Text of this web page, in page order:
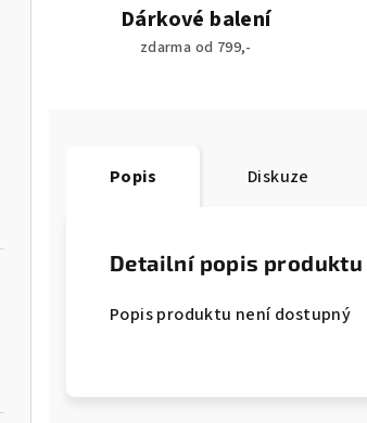
Dárkové balení
zdarma od 799,-
Popis Diskuze
Detailní popis produktu
Popis produktu není dostupný